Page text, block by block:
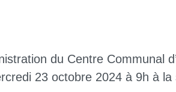
du Centre Communal
23 octobre 2024 à 9h à